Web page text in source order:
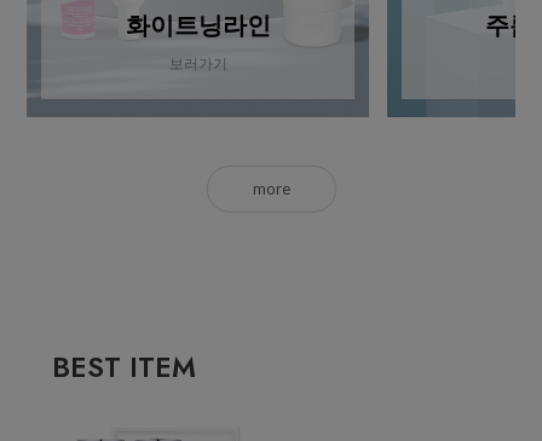
화이트닝라인
보러가기
주름
more
BEST ITEM